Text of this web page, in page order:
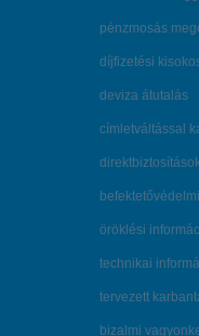
pénzmosás
díjfizetési
deviza átutalás
címletváltással
öröklési
technikai
tervezett
bizalmi